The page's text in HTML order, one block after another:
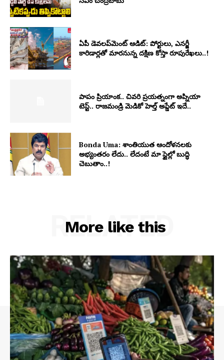
ఏపీ డెవలప్‌మెంట్ ఆడిట్: పోర్టులు, ఎనర్జీ
కారిడార్లతో మారనున్న దక్షిణ కోస్తా రూపురేఖలు..!
పాపం ప్రియాంక.. చివరి ప్రయత్నంగా అప్నియా
టెస్ట్.. రాజమండ్రి మెడికో హెల్త్ అప్డేట్ ఇదే..
Bonda Uma: శాంతియుత ఆందోళనలకు
అభ్యంతరం లేదు.. లేదంటే మా స్టైల్లో బుద్ధి
చెబుతాం..!
More like this
RELATED